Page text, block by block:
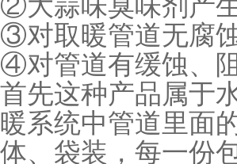
②大蒜味臭味剂产
③对取暖管道无腐
④对管道有缓蚀、
首先这种产品属于
暖系统中管道里面
体、袋装，每一份